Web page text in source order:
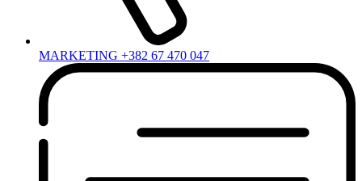
MARKETING +382 67 470 047